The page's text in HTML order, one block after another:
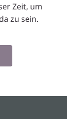
Zeit, um
zu sein.